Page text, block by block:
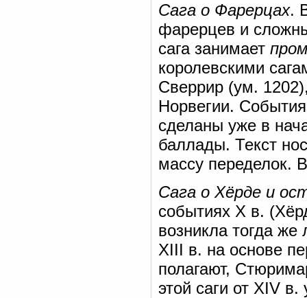
Сага о Фарерцах.
фарерцев и
сага занимает
королевскими
Сверрир (ум.
Норвегии.
сделаны уже в
баллады. Текст
массу переделок.
Сага о Хёрде и
событиях X в.
возникла тогда
XIII в. на основе
полагают,
этой саги от XIV